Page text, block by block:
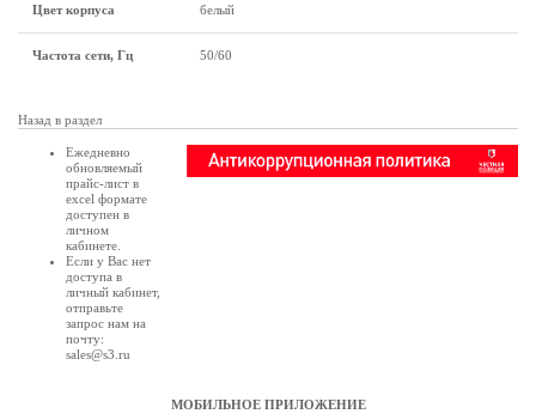
Цвет корпуса белый
Частота сети, Гц 50/60
Назад в раздел
Ежедневно
обновляемый
прайс-лист в
excel формате
доступен в
личном
кабинете
Если у Вас нет
доступа в
личный кабинет,
отправьте
запрос нам на
почту:
sales@s3.ru
МОБИЛЬНОЕ ПРИЛОЖЕНИЕ